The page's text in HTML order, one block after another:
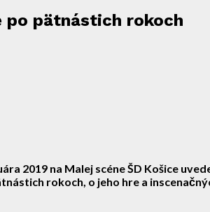
po pätnástich rokoch
2019 na Malej scéne ŠD Košice
rokoch, o jeho hre a